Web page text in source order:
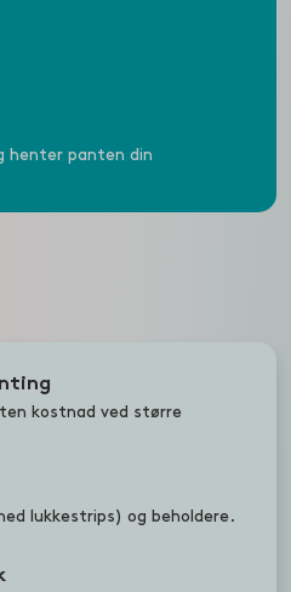
henter panten din
kostnad ved større
lukkestrips) og beholdere.